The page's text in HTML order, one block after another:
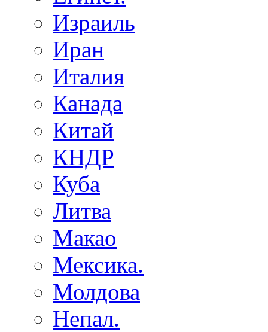
Израиль
Иран
Италия
Канада
Китай
КНДР
Куба
Литва
Макао
Мексика.
Молдова
Непал.